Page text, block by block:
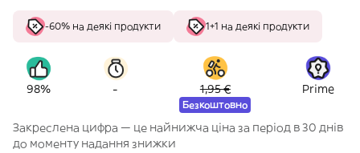
-60% на деякі продукти 1+1 на деякі продукти
98% - 1,95 €
Безкоштовно
Prime
Закреслена цифра — це найнижча ціна за період в 30 днів
до моменту надання знижки